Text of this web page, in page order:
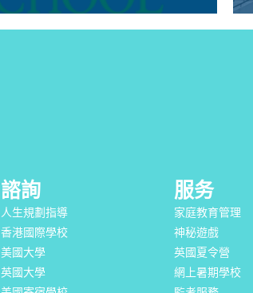
諮詢
人生規劃指導
香港國際學校
美國大學
英國大學
服务
家庭教育管理
神秘遊戲
英國夏令營
網上暑期學校